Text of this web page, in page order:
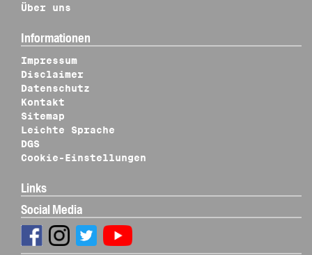
Über uns
Informationen
Impressum
Disclaimer
Datenschutz
Kontakt
Sitemap
Leichte Sprache
DGS
Cookie-Einstellungen
Links
Social Media